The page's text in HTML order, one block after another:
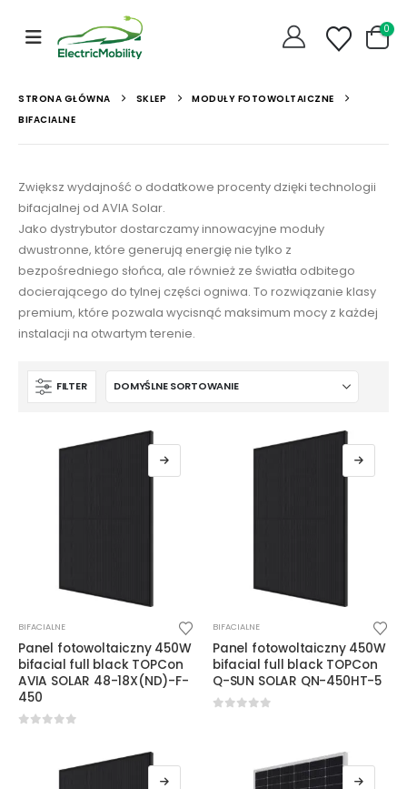
0
STRONA GŁÓWNA SKLEP
MODUŁY FOTOWOLTAICZNE
BIFACIALNE
Zwiększ wydajność o dodatkowe procenty dzięki technologii
bifacjalnej od AVIA Solar.
Jako dystrybutor dostarczamy innowacyjne moduły
dwustronne, które generują energię nie tylko z
bezpośredniego słońca, ale również ze światła odbitego
docierającego do tylnej części ogniwa. To rozwiązanie klasy
premium, które pozwala wycisnąć maksimum mocy z każdej
instalacji na otwartym terenie.
FILTER
BIFACIALNE
Panel fotowoltaiczny 450W
bifacial full black TOPCon
AVIA SOLAR 48-18X(ND)-F-
450
BIFACIALNE
Panel fotowoltaiczny 450W
bifacial full black TOPCon
Q-SUN SOLAR QN-450HT-5